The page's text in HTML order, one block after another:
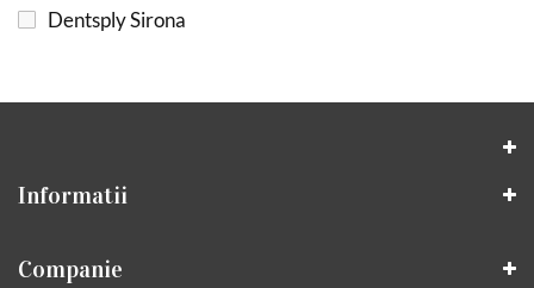
Dentsply Sirona
Informatii
Companie